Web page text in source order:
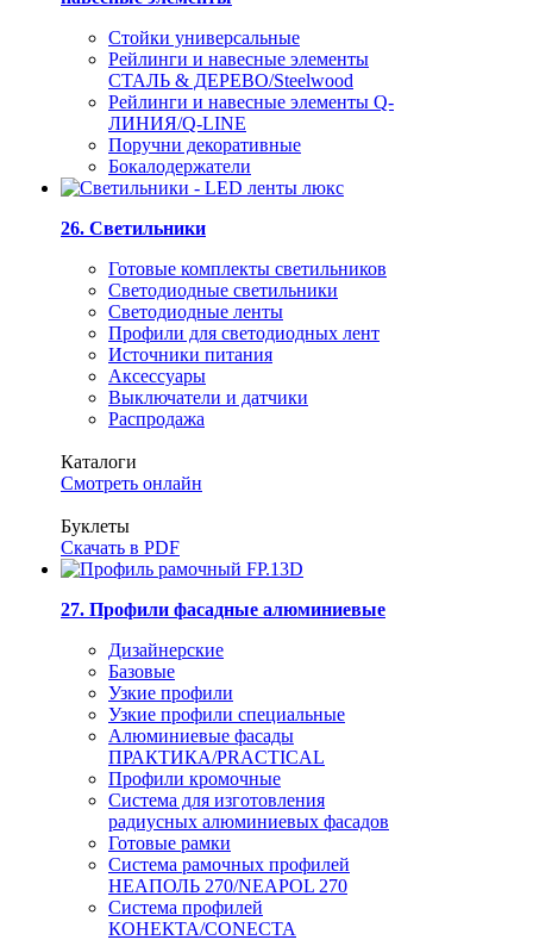
Стойки универсальные
Рейлинги и навесные элементы
СТАЛЬ & ДЕРЕВО/Steelwood
Рейлинги и навесные элементы Q-
ЛИНИЯ/Q-LINE
Поручни декоративные
Бокалодержатели
26. Светильники
Готовые комплекты светильников
Светодиодные светильники
Светодиодные ленты
Профили для светодиодных лент
Источники питания
Аксессуары
Выключатели и датчики
Распродажа
Каталоги
Смотреть онлайн
Буклеты
Скачать в PDF
27. Профили фасадные алюминиевые
Дизайнерские
Базовые
Узкие профили
Узкие профили специальные
Алюминиевые фасады
ПРАКТИКА/PRACTICAL
Профили кромочные
Система для изготовления
радиусных алюминиевых фасадов
Готовые рамки
Система рамочных профилей
НЕАПОЛЬ 270/NEAPOL 270
Система профилей
КОНЕКТА/CONECTA